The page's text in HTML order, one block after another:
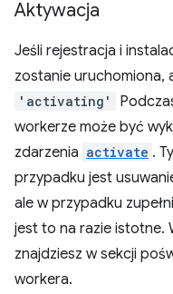
Aktywacja
Jeśli rejestracja i
zostanie uruchomiona,
'activating'
workerze może być
zdarzenia activate .
przypadku jest
ale w przypadku
jest to na razie istotne.
znajdziesz w sekcji
workera.